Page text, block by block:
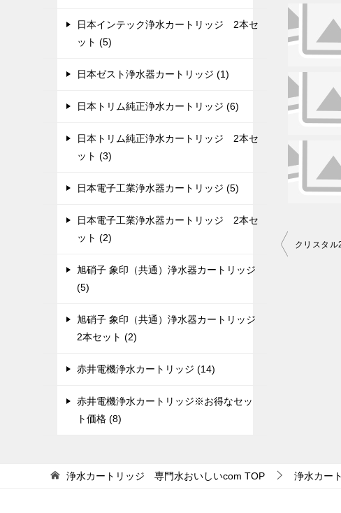
投
クリスタ
日本インテック浄水カートリッジ 2本セ
ット (5)
日本ゼスト浄水器カートリッジ (1)
日本トリム純正浄水カートリッジ (6)
日本トリム純正浄水カートリッジ 2本セ
ット (3)
日本電子工業浄水器カートリッジ (5)
日本電子工業浄水器カートリッジ 2本セ
ット (2)
旭硝子 象印（共通）浄水器カートリッジ
(5)
旭硝子 象印（共通）浄水器カートリッジ
2本セット (2)
赤井電機浄水カートリッジ (14)
赤井電機浄水カートリッジ※お得なセッ
ト価格 (8)
浄水カートリッジ 専門水おいしいcom TOP 浄水カー